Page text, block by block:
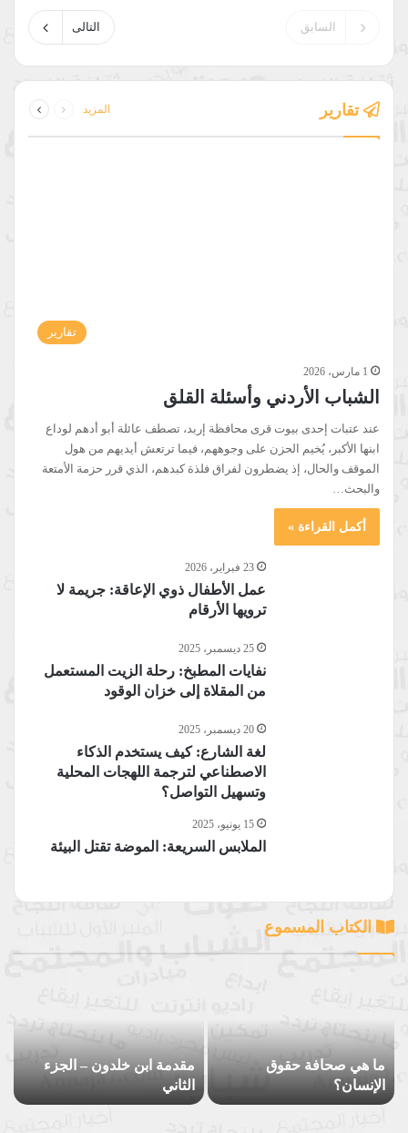
السابق التالى
تقارير المزيدالصفحةالصفحة
تقارير
1 مارس، 2026
الشباب الأردني وأسئلة القلق
عند عتبات إحدى بيوت قرى محافظة إربد، تصطف عائلة أبو أدهم لوداع
ابنها الأكبر، يُخيم الحزن على وجوههم، فيما ترتعش أيديهم من هول
الموقف والحال، إذ يضطرون لفراق فلذة كبدهم، الذي قرر حزمة الأمتعة
والبحث…
أكمل القراءة »
23 فبراير، 2026
عمل الأطفال ذوي الإعاقة: جريمة لا
ترويها الأرقام
25 ديسمبر، 2025
نفايات المطبخ: رحلة الزيت المستعمل
من المقلاة إلى خزان الوقود
20 ديسمبر، 2025
لغة الشارع: كيف يستخدم الذكاء
الاصطناعي لترجمة اللهجات المحلية
وتسهيل التواصل؟
15 يونيو، 2025
الملابس السريعة: الموضة تقتل البيئة
الكتاب المسموع
ما هي صحافة حقوق
الإنسان؟
مقدمة ابن خلدون – الجزء
الثاني